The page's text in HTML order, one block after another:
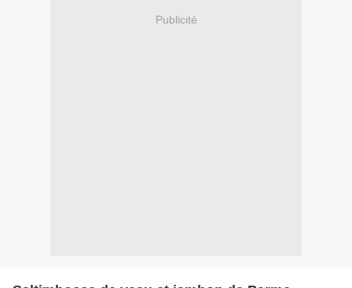
Publicité